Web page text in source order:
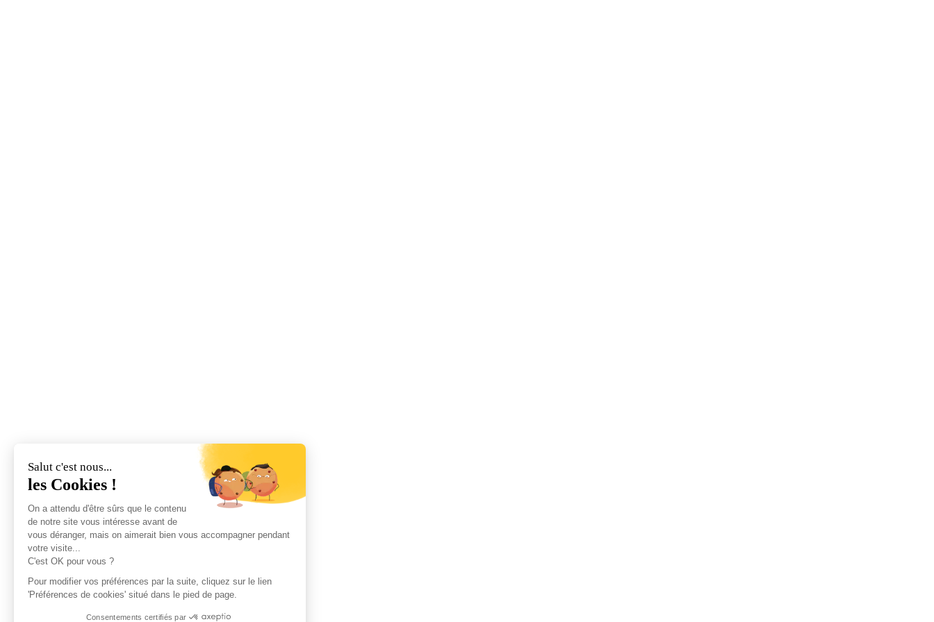
Salut c'est nous...
les Cookies !
On a attendu d'être sûrs que le contenu
de notre site vous intéresse avant de
vous déranger, mais on aimerait bien vous accompagner pendant
votre visite...
C'est OK pour vous ?
Pour modifier vos préférences par la suite, cliquez sur le lien
'Préférences de cookies' situé dans le pied de page.
Consentements certifiés par